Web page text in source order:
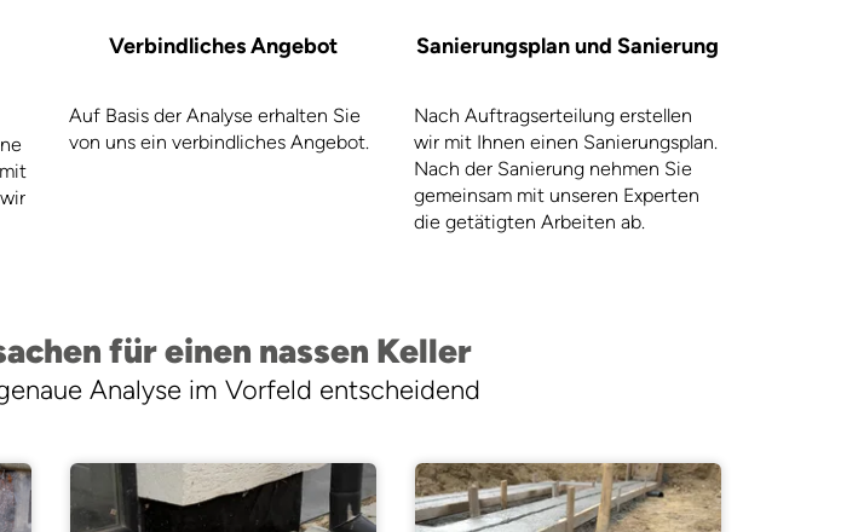
Verbindliches Angebot
Auf Basis der Analyse erhalten Sie
von uns ein verbindliches Angebot.
Sanierungsplan und Sanierung
Nach Auftragserteilung erstellen
wir mit Ihnen einen Sanierungsplan.
Nach der Sanierung nehmen Sie
gemeinsam mit unseren Experten
die getätigten Arbeiten ab.
für einen nassen Keller
Analyse im Vorfeld entscheidend